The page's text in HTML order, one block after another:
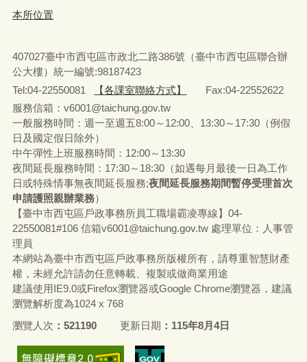
本所位置
407027臺中市西屯區市政北二路386號（臺中市西屯區聯合辦
公大樓）統一編號:98187423
Tel:04-22550081
【各課室聯絡方式】
Fax:04-22552622
服務信箱：v6001@taichung.gov.tw
一般服務時間：週一至週五8:00～12:00、13:30～17:30（例假
日及國定假日除外）
中午彈性上班服務時間：12:00～13:30
夜間延長服務時間：17:30～18:30（如遇每月最後一日為工作
日或特殊情事無夜間延長服務;夜間延長服務期間暫停受理首次
申請護照親辦業務）
【臺中市西屯區戶政事務所員工職場霸凌專線】04-
22550081#106 信箱v6001@taichung.gov.tw 處理單位：人事管
理員
本網站為臺中市西屯區戶政事務所版權所有，請尊重智慧財產
權，未經允許請勿任意轉載、複製或做商業用途
建議使用IE9.0或Firefox瀏覽器或Google Chrome瀏覽器，建議
瀏覽解析度為1024 x 768
瀏覽人次
521190 更新日期 115年8月4日